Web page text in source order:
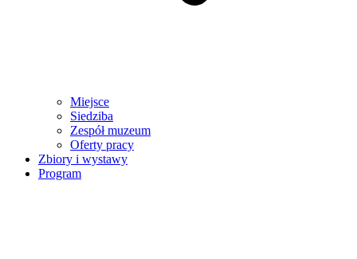
Miejsce
Siedziba
Zespół muzeum
Oferty pracy
Zbiory i wystawy
Program